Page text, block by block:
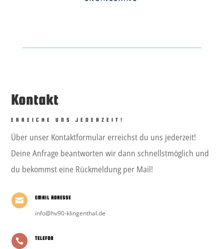
Kontakt
ERREICHE UNS JEDERZEIT!
Über unser Kontaktformular erreichst du uns jederzeit!
Deine Anfrage beantworten wir dann schnellstmöglich und
du bekommst eine Rückmeldung per Mail!
 EMAIL ADRESSE
info@hv90-klingenthal.de
 TELEFON